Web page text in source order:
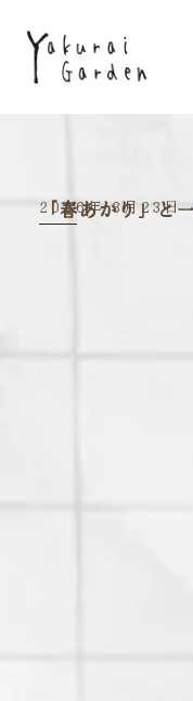
2026年 3月23日
「春あかり」と